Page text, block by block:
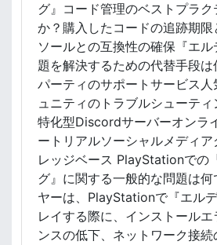
グ』コード管理のベストプラ
か？購入したコードの追跡期
ソールとの互換性の確保『エ
題を解決するための代替手段
パーティのサポートサービス人
ュニティのトラブルシューテ
特化型Discordサーバーオンラ
ートリアルソーシャルメディア
レッジベース PlayStationでの
グ』に関する一般的な問題は何
ヤーは、PlayStationで『エル
レイする際に、インストール
ンスの低下、ネットワーク接続